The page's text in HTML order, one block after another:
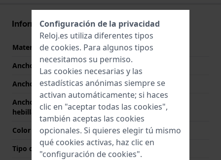
Información Correa
Material correa
Goma de silicona
Ancho de correa
20.1 mm
Ancho de las asas
20.1 mm
Ancho de correa en la
hebilla
20 mm
Color de correa
Rojo
Tipo de cierre
Hebilla
Configuración de la privacidad
Reloj.es utiliza diferentes tipos
de cookies. Para algunos tipos
necesitamos su permiso.
Las cookies necesarias y las
estadísticas anónimas siempre se
activan automáticamente; si haces
clic en "aceptar todas las cookies",
también aceptas las cookies
opcionales. Si quieres elegir tú mismo
qué cookies activas, haz clic en
"configuración de cookies".